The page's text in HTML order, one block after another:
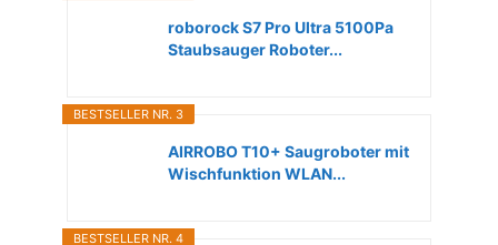
roborock S7 Pro Ultra 5100Pa
Staubsauger Roboter...
BESTSELLER NR. 3
AIRROBO T10+ Saugroboter mit
Wischfunktion WLAN...
BESTSELLER NR. 4